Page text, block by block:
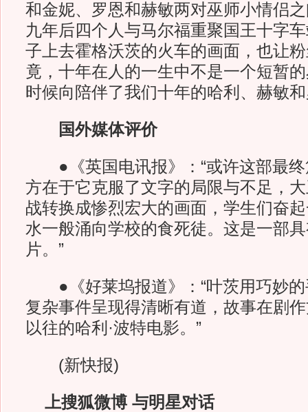
和金妮、罗恩和赫敏两对巫师小情侣
九年后四个人与马尔福重聚国王十字
子上去霍格沃茨的火车的画面，也让
竟，十年在人的一生中不是一个短暂
时候向陪伴了我们十年的哈利、赫敏
国外媒体评价
●《英国电讯报》：“或许这部最终
方在于它克服了文字的局限与不足，
战转换成惨烈宏大的画面，学生们奋
水一般涌向学校的食死徒。这是一部
片。”
●《好莱坞报道》：“叶茨用巧妙的
复杂事件呈现得清晰有道，故事在剧
以往的哈利·波特电影。”
(新快报)
上搜狐微博 与明星对话